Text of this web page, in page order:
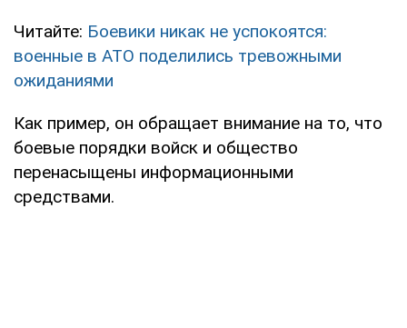
Читайте: Боевики никак не успокоятся:
военные в АТО поделились тревожными
ожиданиями
Как пример, он обращает внимание на то, что
боевые порядки войск и общество
перенасыщены информационными
средствами.